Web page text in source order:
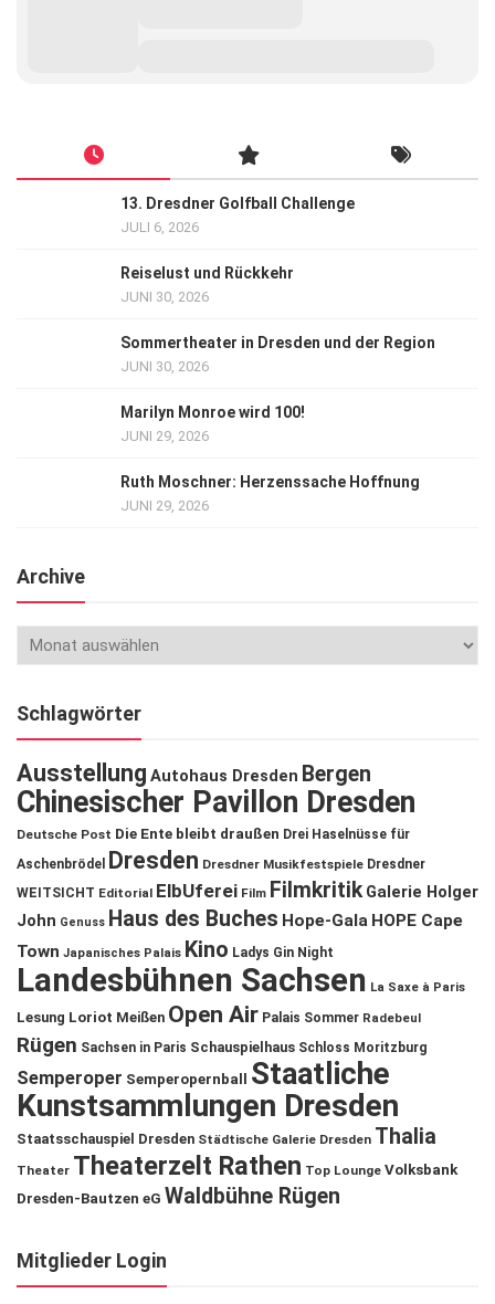
13. Dresdner Golfball Challenge
JULI 6, 2026
Reiselust und Rückkehr
JUNI 30, 2026
Sommertheater in Dresden und der Region
JUNI 30, 2026
Marilyn Monroe wird 100!
JUNI 29, 2026
Ruth Moschner: Herzenssache Hoffnung
JUNI 29, 2026
Archive
Schlagwörter
Ausstellung Autohaus Dresden Bergen
Chinesischer Pavillon Dresden
Deutsche Post Die Ente bleibt draußen Drei Haselnüsse für
Aschenbrödel Dresden Dresdner Musikfestspiele Dresdner
WEITSICHT Editorial ElbUferei Film Filmkritik Galerie Holger
John Genuss Haus des Buches Hope-Gala HOPE Cape
Town Japanisches Palais Kino Ladys Gin Night
Landesbühnen Sachsen La Saxe à Paris
Lesung Loriot Meißen Open Air Palais Sommer Radebeul
Rügen Sachsen in Paris Schauspielhaus Schloss Moritzburg
Semperoper Semperopernball Staatliche
Kunstsammlungen Dresden
Staatsschauspiel Dresden Städtische Galerie Dresden Thalia
Theater Theaterzelt Rathen Top Lounge Volksbank
Dresden-Bautzen eG Waldbühne Rügen
Mitglieder Login